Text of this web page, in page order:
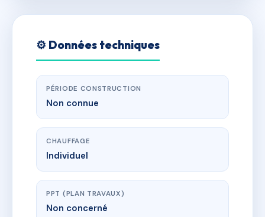
⚙️ Données techniques
PÉRIODE CONSTRUCTION
Non connue
CHAUFFAGE
Individuel
PPT (PLAN TRAVAUX)
Non concerné